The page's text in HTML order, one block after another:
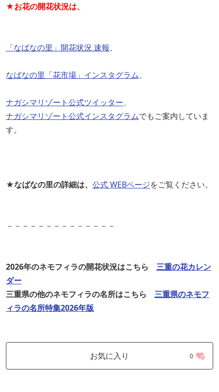
★お花の開花状況は、
「なばなの里」開花状況 速報、
なばなの里「花市場」インスタグラム、
ナガシマリゾート公式ツイッター、
ナガシマリゾート公式インスタグラムでもご案内していま
す。
★なばなの里の詳細は、 公式 WEBページをご覧ください。
－－－－－－－－－－－－－－
2026年のネモフィラの開花状況はこちら 三重の花カレン
ダー
三重県の他のネモフィラの名所はこちら 三重県のネモフ
ィラの名所特集2026年版
お気に入り 0